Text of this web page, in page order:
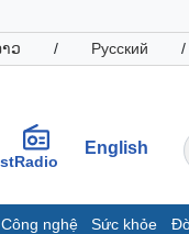
ວ / Русский /
Radio
English
Công nghệ Sức khỏe